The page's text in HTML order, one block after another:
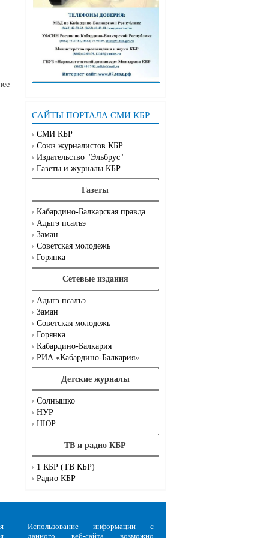
САЙТЫ ПОРТАЛА СМИ КБР
СМИ КБР
Союз журналистов КБР
Издательство "Эльбрус"
Газеты и журналы КБР
Газеты
Кабардино-Балкарская правда
Адыгэ псалъэ
Заман
Советская молодежь
Горянка
Сетевые издания
Адыгэ псалъэ
Заман
Советская молодежь
Горянка
Кабардино-Балкария
РИА «Кабардино-Балкария»
Детские журналы
Солнышко
НУР
НЮР
ТВ и радио КБР
1 КБР (ТВ КБР)
Радио КБР
Использование информации с
данного веб-сайта возможно